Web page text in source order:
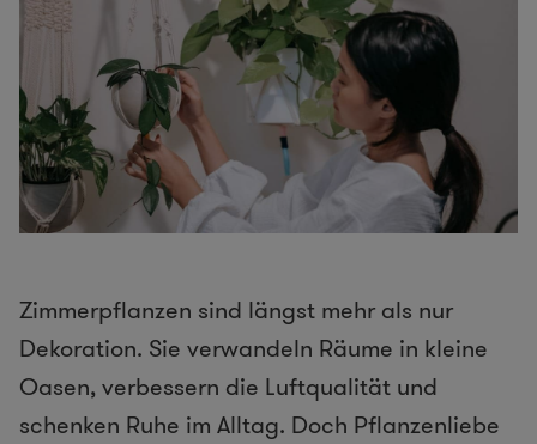
Zimmerpflanzen sind längst mehr als nur
Dekoration. Sie verwandeln Räume in kleine
Oasen, verbessern die Luftqualität und
schenken Ruhe im Alltag. Doch Pflanzenliebe